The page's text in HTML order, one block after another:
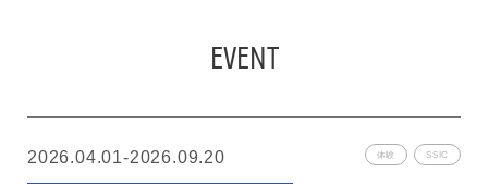
EVENT
2026.04.01-2026.09.20 体験 SSIC